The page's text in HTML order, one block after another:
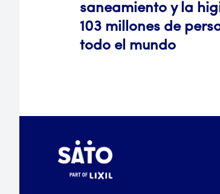
saneamiento y la
103 millones de
todo el mundo